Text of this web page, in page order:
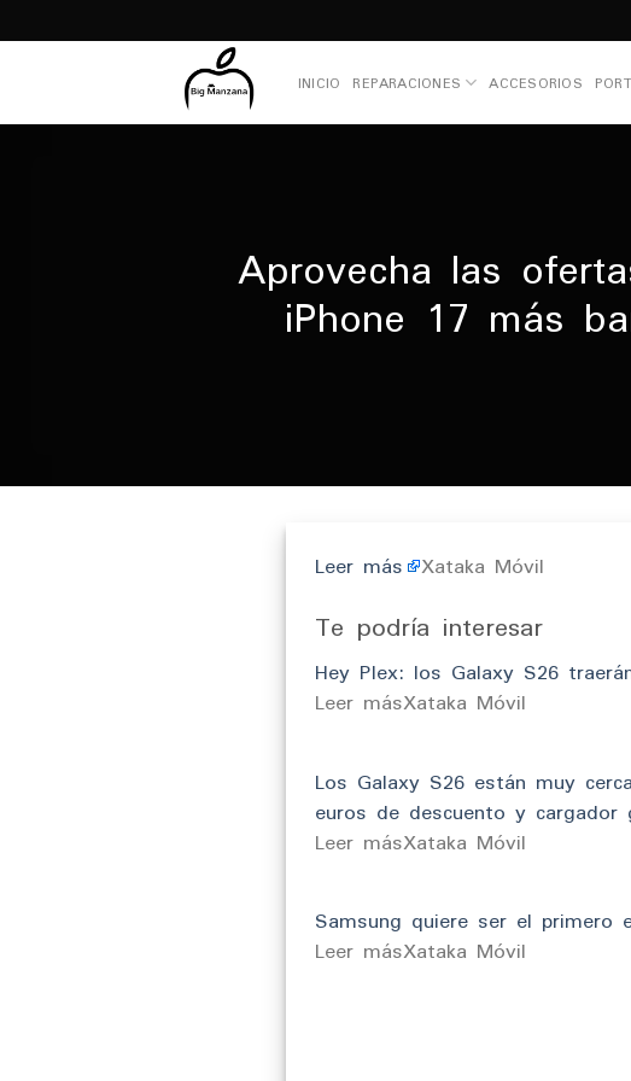
to
INICIO REPARACIONES ACCESORIOS
Aprovecha las
iPhone 17 más
Leer más Xataka Móvil
Te podría interesar
Hey Plex: los Galaxy S26
​Leer másXataka Móvil
Los Galaxy S26 están muy
euros de descuento y cargador
​Leer másXataka Móvil
Samsung quiere ser el
​Leer másXataka Móvil